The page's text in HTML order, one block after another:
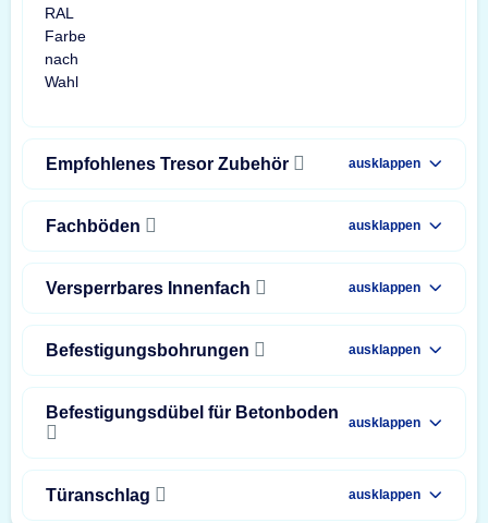
Empfohlenes Tresor Zubehör ausklappen
Fachböden ausklappen
Versperrbares Innenfach ausklappen
Befestigungsbohrungen ausklappen
Befestigungsdübel für Betonboden
ausklappen
Türanschlag ausklappen